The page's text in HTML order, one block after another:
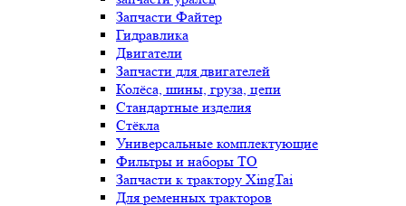
Запчасти Файтер
Гидравлика
Двигатели
Запчасти для двигателей
Колёса, шины, груза, цепи
Стандартные изделия
Стёкла
Универсальные комплектующие
Фильтры и наборы ТО
Запчасти к трактору XingTai
Для ременных тракторов